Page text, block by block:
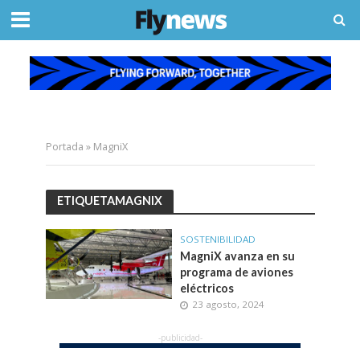
Portada » MagniX
ETIQUETAMAGNIX
SOSTENIBILIDAD
MagniX avanza en su
programa de aviones
eléctricos
23 agosto, 2024